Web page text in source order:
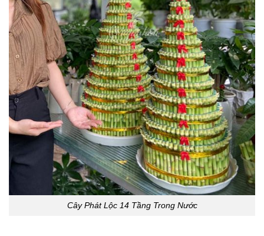
Cây Phát Lộc 14 Tầng Trong Nước